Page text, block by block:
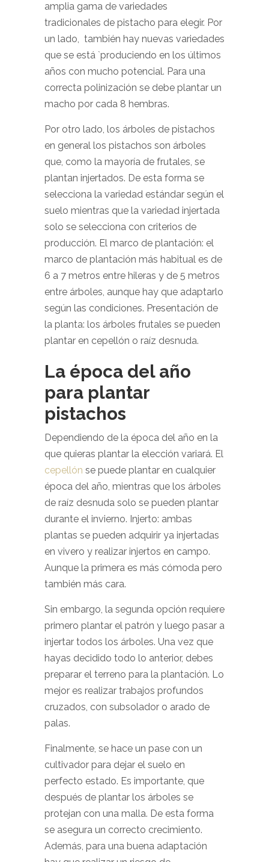
amplia gama de variedades
tradicionales de pistacho para elegir. Por
un lado, también hay nuevas variedades
que se está `produciendo en los últimos
años con mucho potencial. Para una
correcta polinización se debe plantar un
macho por cada 8 hembras.
Por otro lado, los árboles de pistachos
en general los pistachos son árboles
que, como la mayoría de frutales, se
plantan injertados. De esta forma se
selecciona la variedad estándar según el
suelo mientras que la variedad injertada
solo se selecciona con criterios de
producción. El marco de plantación: el
marco de plantación más habitual es de
6 a 7 metros entre hileras y de 5 metros
entre árboles, aunque hay que adaptarlo
según las condiciones. Presentación de
la planta: los árboles frutales se pueden
plantar en cepellón o raíz desnuda.
La época del año
para plantar
pistachos
Dependiendo de la época del año en la
que quieras plantar la elección variará. El
cepellón se puede plantar en cualquier
época del año, mientras que los árboles
de raíz desnuda solo se pueden plantar
durante el invierno. Injerto: ambas
plantas se pueden adquirir ya injertadas
en vivero y realizar injertos en campo.
Aunque la primera es más cómoda pero
también más cara.
Sin embargo, la segunda opción requiere
primero plantar el patrón y luego pasar a
injertar todos los árboles. Una vez que
hayas decidido todo lo anterior, debes
preparar el terreno para la plantación. Lo
mejor es realizar trabajos profundos
cruzados, con subsolador o arado de
palas.
Finalmente, se hace un pase con un
cultivador para dejar el suelo en
perfecto estado. Es importante, que
después de plantar los árboles se
protejan con una malla. De esta forma
se asegura un correcto crecimiento.
Además, para una buena adaptación